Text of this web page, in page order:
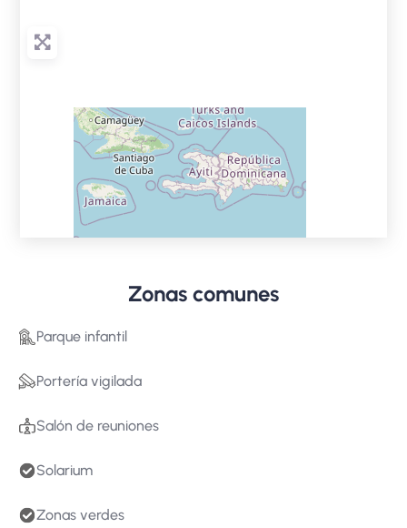
Zonas comunes
Parque infantil
Portería vigilada
Salón de reuniones
Solarium
Zonas verdes